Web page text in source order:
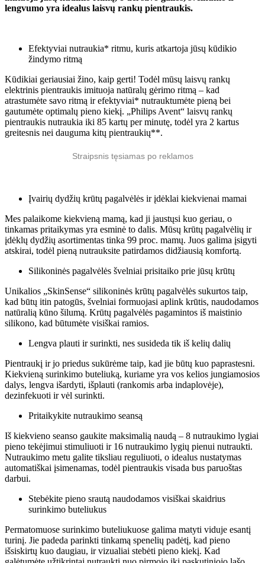
lengvumo yra idealus laisvų rankų pientraukis.
Efektyviai nutraukia* ritmu, kuris atkartoja jūsų kūdikio
žindymo ritmą
Kūdikiai geriausiai žino, kaip gerti! Todėl mūsų laisvų rankų
elektrinis pientraukis imituoja natūralų gėrimo ritmą – kad
atrastumėte savo ritmą ir efektyviai* nutrauktumėte pieną bei
gautumėte optimalų pieno kiekį. „Philips Avent“ laisvų rankų
pientraukis nutraukia iki 85 kartų per minutę, todėl yra 2 kartus
greitesnis nei dauguma kitų pientraukių**.
Straipsnis tęsiamas po reklamos
Įvairių dydžių krūtų pagalvėlės ir įdėklai kiekvienai mamai
Mes palaikome kiekvieną mamą, kad ji jaustųsi kuo geriau, o
tinkamas pritaikymas yra esminė to dalis. Mūsų krūtų pagalvėlių ir
įdėklų dydžių asortimentas tinka 99 proc. mamų. Juos galima įsigyti
atskirai, todėl pieną nutrauksite patirdamos didžiausią komfortą.
Silikoninės pagalvėlės švelniai prisitaiko prie jūsų krūtų
Unikalios „SkinSense“ silikoninės krūtų pagalvėlės sukurtos taip,
kad būtų itin patogūs, švelniai formuojasi aplink krūtis, naudodamos
natūralią kūno šilumą. Krūtų pagalvėlės pagamintos iš maistinio
silikono, kad būtumėte visiškai ramios.
Lengva plauti ir surinkti, nes susideda tik iš kelių dalių
Pientraukį ir jo priedus sukūrėme taip, kad jie būtų kuo paprastesni.
Kiekvieną surinkimo buteliuką, kuriame yra vos kelios jungiamosios
dalys, lengva išardyti, išplauti (rankomis arba indaplovėje),
dezinfekuoti ir vėl surinkti.
Pritaikykite nutraukimo seansą
Iš kiekvieno seanso gaukite maksimalią naudą – 8 nutraukimo lygiai
pieno tekėjimui stimuliuoti ir 16 nutraukimo lygių pienui nutraukti.
Nutraukimo metu galite tiksliau reguliuoti, o idealus nustatymas
automatiškai įsimenamas, todėl pientraukis visada bus paruoštas
darbui.
Stebėkite pieno srautą naudodamos visiškai skaidrius
surinkimo buteliukus
Permatomuose surinkimo buteliukuose galima matyti viduje esantį
turinį. Jie padeda parinkti tinkamą spenelių padėtį, kad pieno
išsiskirtų kuo daugiau, ir vizualiai stebėti pieno kiekį. Kad